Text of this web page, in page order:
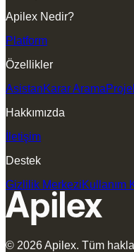
Apilex Nedir?
Platform
Özellikler
AsistanKarar Arama
Hakkımızda
İletişim
Destek
Gizlilik MerkeziKullanım
© 2026Apilex. Tüm